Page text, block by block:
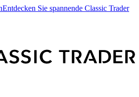
Entdecken Sie spannende Classic Trader